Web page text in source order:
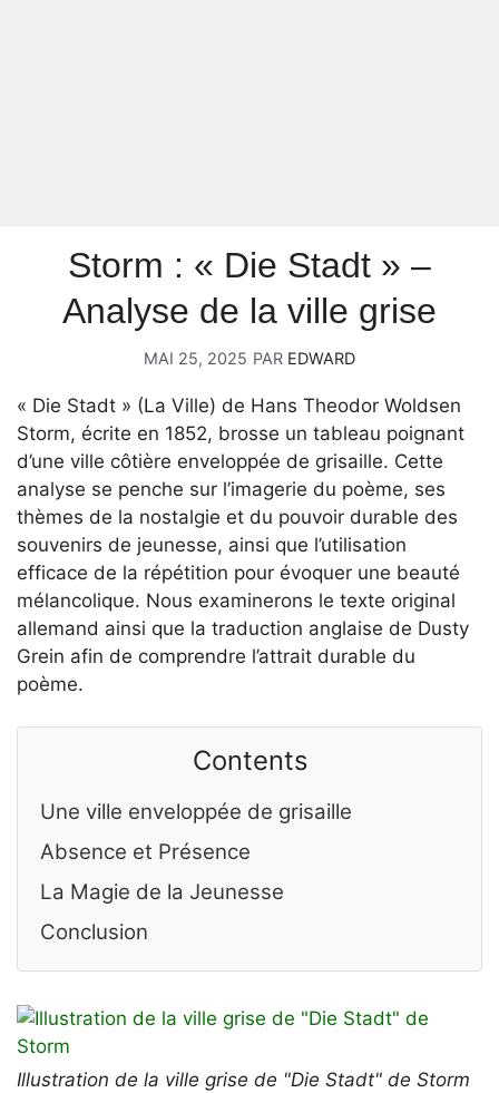
Storm : « Die Stadt » –
Analyse de la ville grise
MAI 25, 2025 PAR EDWARD
« Die Stadt » (La Ville) de Hans Theodor Woldsen
Storm, écrite en 1852, brosse un tableau poignant
d’une ville côtière enveloppée de grisaille. Cette
analyse se penche sur l’imagerie du poème, ses
thèmes de la nostalgie et du pouvoir durable des
souvenirs de jeunesse, ainsi que l’utilisation
efficace de la répétition pour évoquer une beauté
mélancolique. Nous examinerons le texte original
allemand ainsi que la traduction anglaise de Dusty
Grein afin de comprendre l’attrait durable du
poème.
Contents
Une ville enveloppée de grisaille
Absence et Présence
La Magie de la Jeunesse
Conclusion
Illustration de la ville grise de "Die Stadt" de Storm